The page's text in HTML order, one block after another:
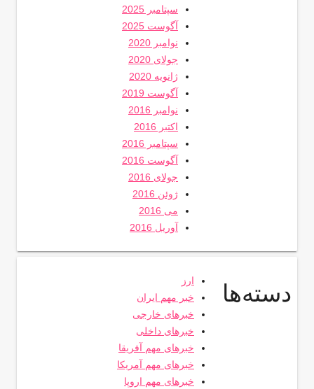
سپتامبر 2025
آگوست 2025
نوامبر 2020
جولای 2020
ژانویه 2020
آگوست 2019
نوامبر 2016
اکتبر 2016
سپتامبر 2016
آگوست 2016
جولای 2016
ژوئن 2016
می 2016
آوریل 2016
دسته‌ها
ارز
خبر مهم ایران
خبرهای خارجی
خبرهای داخلی
خبرهای مهم آفریقا
خبرهای مهم آمریکا
خبرهای مهم اروپا